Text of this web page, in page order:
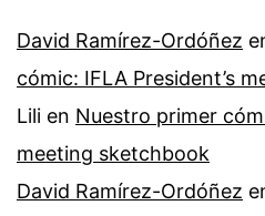
David Ramírez-Ordóñez
cómic: IFLA President’s
Lili en Nuestro primer
meeting sketchbook
David Ramírez-Ordóñez